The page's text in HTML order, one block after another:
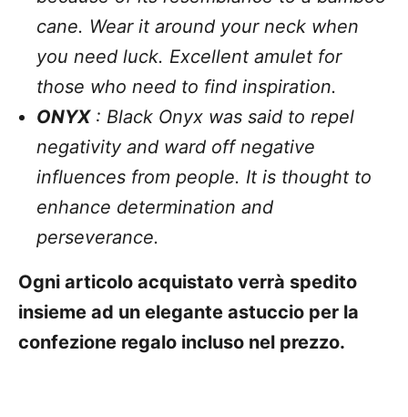
cane. Wear it around your neck when
you need luck. Excellent amulet for
those who need to find inspiration.
ONYX: Black Onyx was said to repel
negativity and ward off negative
influences from people. It is thought to
enhance determination and
perseverance.
Ogni articolo acquistato verrà spedito
insieme ad un elegante astuccio per la
confezione regalo incluso nel prezzo.